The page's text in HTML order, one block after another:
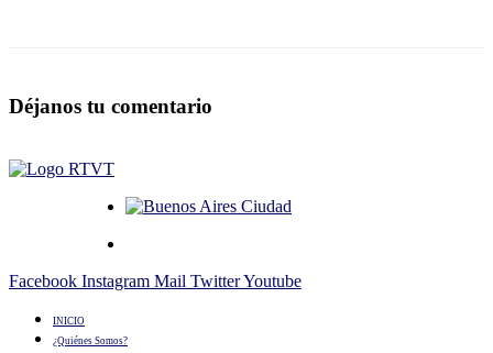
Déjanos tu comentario
Facebook Instagram Mail TwitterYoutube
INICIO
¿Quiénes Somos?